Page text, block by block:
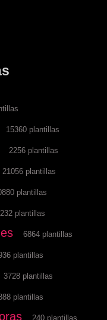
15360 plantillas
2256 plantillas
21056 plantillas
plantillas
plantillas
6864 plantillas
plantillas
3728 plantillas
plantillas
240 plantillas